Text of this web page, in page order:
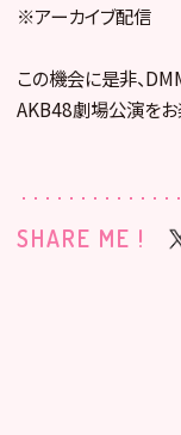
※アーカイブ配信
この機会に是非、
AKB48劇場公演をお
SHARE ME !